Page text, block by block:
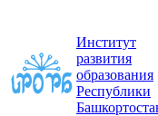
Институт
развития
образования
Республики